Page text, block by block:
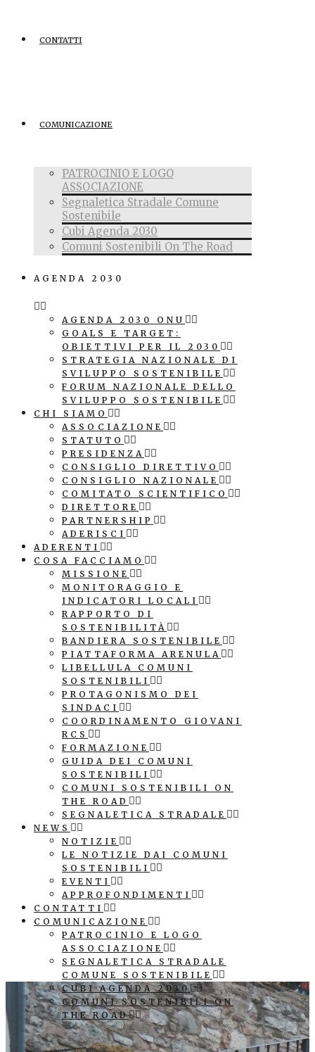
CONTATTI
COMUNICAZIONE
PATROCINIO E LOGO
ASSOCIAZIONE
Segnaletica Stradale Comune
Sostenibile
Cubi Agenda 2030
Comuni Sostenibili On The Road
AGENDA 2030
AGENDA 2030 ONU
GOALS E TARGET:
OBIETTIVI PER IL 2030
STRATEGIA NAZIONALE DI
SVILUPPO SOSTENIBILE
FORUM NAZIONALE DELLO
SVILUPPO SOSTENIBILE
CHI SIAMO
ASSOCIAZIONE
STATUTO
PRESIDENZA
CONSIGLIO DIRETTIVO
CONSIGLIO NAZIONALE
COMITATO SCIENTIFICO
DIRETTORE
PARTNERSHIP
ADERISCI
ADERENTI
COSA FACCIAMO
MISSIONE
MONITORAGGIO E
INDICATORI LOCALI
RAPPORTO DI
SOSTENIBILITÀ
BANDIERA SOSTENIBILE
PIATTAFORMA ARENULA
LIBELLULA COMUNI
SOSTENIBILI
PROTAGONISMO DEI
SINDACI
COORDINAMENTO GIOVANI
RCS
FORMAZIONE
GUIDA DEI COMUNI
SOSTENIBILI
COMUNI SOSTENIBILI ON
THE ROAD
SEGNALETICA STRADALE
NEWS
NOTIZIE
LE NOTIZIE DAI COMUNI
SOSTENIBILI
EVENTI
APPROFONDIMENTI
CONTATTI
COMUNICAZIONE
PATROCINIO E LOGO
ASSOCIAZIONE
SEGNALETICA STRADALE
COMUNE SOSTENIBILE
CUBI AGENDA 2030
COMUNI SOSTENIBILI ON
THE ROAD